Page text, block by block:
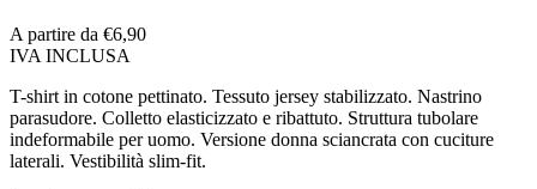
A partire da €6,90
IVA INCLUSA
T-shirt in cotone pettinato. Tessuto jersey stabilizzato. Nastrino
parasudore. Colletto elasticizzato e ribattuto. Struttura tubolare
indeformabile per uomo. Versione donna sciancrata con cuciture
laterali. Vestibilità slim-fit.